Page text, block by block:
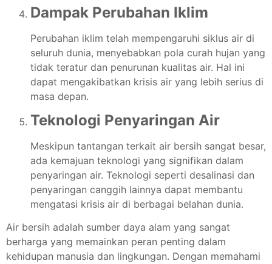
Dampak Perubahan Iklim
Perubahan iklim telah mempengaruhi siklus air di
seluruh dunia, menyebabkan pola curah hujan yang
tidak teratur dan penurunan kualitas air. Hal ini
dapat mengakibatkan krisis air yang lebih serius di
masa depan.
Teknologi Penyaringan Air
Meskipun tantangan terkait air bersih sangat besar,
ada kemajuan teknologi yang signifikan dalam
penyaringan air. Teknologi seperti desalinasi dan
penyaringan canggih lainnya dapat membantu
mengatasi krisis air di berbagai belahan dunia.
Air bersih adalah sumber daya alam yang sangat
berharga yang memainkan peran penting dalam
kehidupan manusia dan lingkungan. Dengan memahami